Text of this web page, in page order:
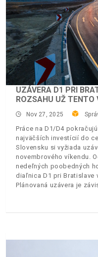
UZÁVERA D1 PRI
ROZSAHU UŽ TENTO
Nov 27, 2025
Práce na D1/D4
najväčších investícií do
Slovensku si vyžiada
novembrového víkendu.
nedeľných poobedných
diaľnica D1 pri Bratislave
Plánovaná uzávera je